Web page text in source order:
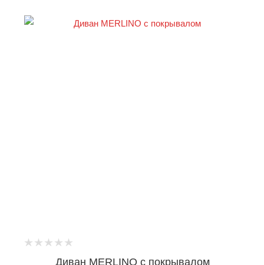
Диван MERLINO с покрывалом